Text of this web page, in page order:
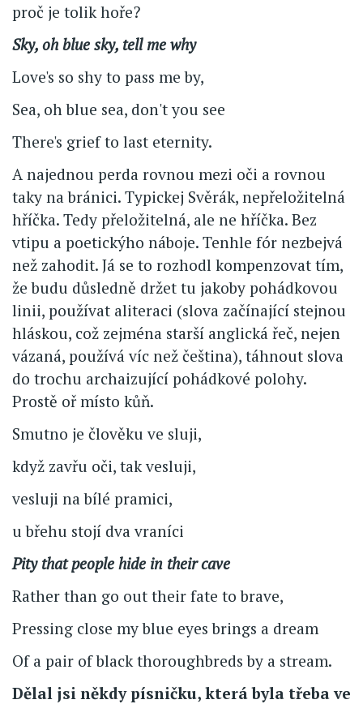
proč je tolik hoře?
Sky, oh blue sky, tell me why
Love's so shy to pass me by,
Sea, oh blue sea, don't you see
There's grief to last eternity.
A najednou perda rovnou mezi oči a rovnou
taky na bránici. Typickej Svěrák, nepřeložitelná
hříčka. Tedy přeložitelná, ale ne hříčka. Bez
vtipu a poetickýho náboje. Tenhle fór nezbejvá
než zahodit. Já se to rozhodl kompenzovat tím,
že budu důsledně držet tu jakoby pohádkovou
linii, používat aliteraci (slova začínající stejnou
hláskou, což zejména starší anglická řeč, nejen
vázaná, používá víc než čeština), táhnout slova
do trochu archaizující pohádkové polohy.
Prostě oř místo kůň.
Smutno je člověku ve sluji,
když zavřu oči, tak vesluji,
vesluji na bílé pramici,
u břehu stojí dva vraníci
Pity that people hide in their cave
Rather than go out their fate to brave,
Pressing close my blue eyes brings a dream
Of a pair of black thoroughbreds by a stream.
Dělal jsi někdy písničku, která byla třeba ve